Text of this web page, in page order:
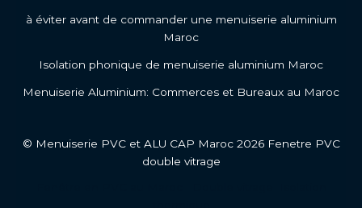
à éviter avant de commander une menuiserie aluminium
Maroc
Isolation phonique de menuiserie aluminium Maroc
Menuiserie Aluminium: Commerces et Bureaux au Maroc
© Menuiserie PVC et ALU CAP Maroc 2026 Fenetre PVC
double vitrage